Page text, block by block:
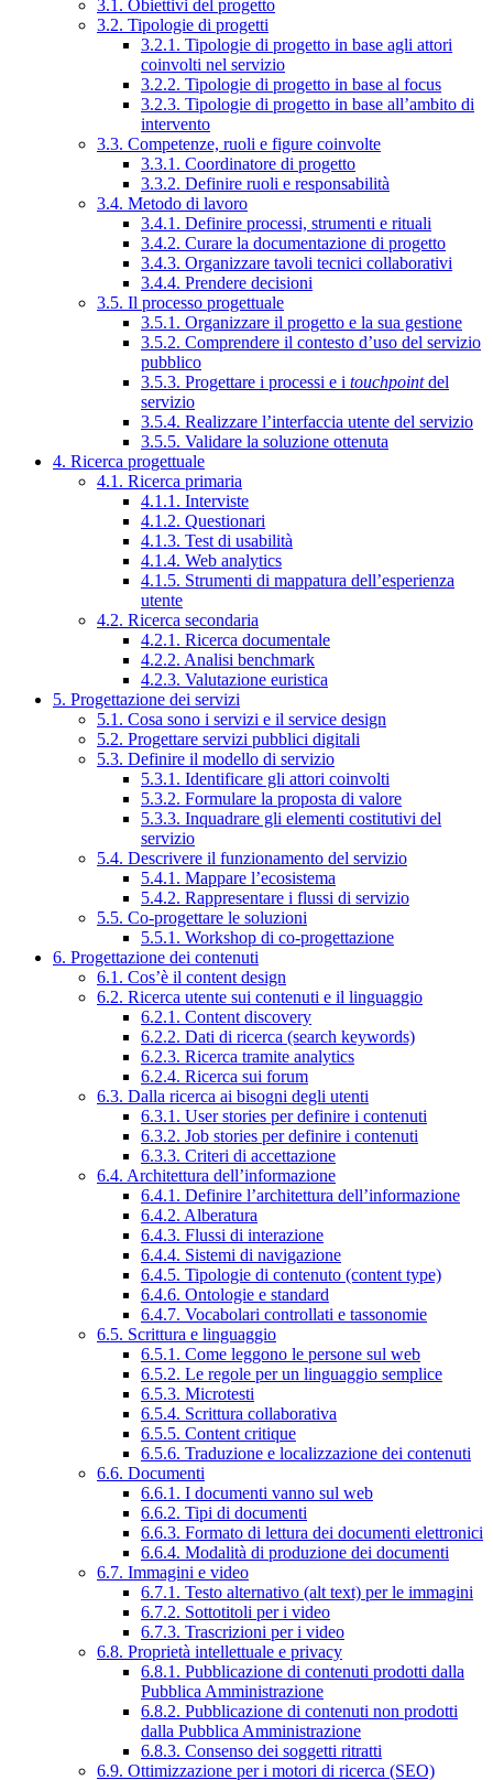
3.1. Obiettivi del progetto
3.2. Tipologie di progetti
3.2.1. Tipologie di progetto in base agli attori
coinvolti nel servizio
3.2.2. Tipologie di progetto in base al focus
3.2.3. Tipologie di progetto in base all’ambito di
intervento
3.3. Competenze, ruoli e figure coinvolte
3.3.1. Coordinatore di progetto
3.3.2. Definire ruoli e responsabilità
3.4. Metodo di lavoro
3.4.1. Definire processi, strumenti e rituali
3.4.2. Curare la documentazione di progetto
3.4.3. Organizzare tavoli tecnici collaborativi
3.4.4. Prendere decisioni
3.5. Il processo progettuale
3.5.1. Organizzare il progetto e la sua gestione
3.5.2. Comprendere il contesto d’uso del servizio
pubblico
3.5.3. Progettare i processi e i touchpointdel
servizio
3.5.4. Realizzare l’interfaccia utente del servizio
3.5.5. Validare la soluzione ottenuta
4. Ricerca progettuale
4.1. Ricerca primaria
4.1.1. Interviste
4.1.2. Questionari
4.1.3. Test di usabilità
4.1.4. Web analytics
4.1.5. Strumenti di mappatura dell’esperienza
utente
4.2. Ricerca secondaria
4.2.1. Ricerca documentale
4.2.2. Analisi benchmark
4.2.3. Valutazione euristica
5. Progettazione dei servizi
5.1. Cosa sono i servizi e il service design
5.2. Progettare servizi pubblici digitali
5.3. Definire il modello di servizio
5.3.1. Identificare gli attori coinvolti
5.3.2. Formulare la proposta di valore
5.3.3. Inquadrare gli elementi costitutivi del
servizio
5.4. Descrivere il funzionamento del servizio
5.4.1. Mappare l’ecosistema
5.4.2. Rappresentare i flussi di servizio
5.5. Co-progettare le soluzioni
5.5.1. Workshop di co-progettazione
6. Progettazione dei contenuti
6.1. Cos’è il content design
6.2. Ricerca utente sui contenuti e il linguaggio
6.2.1. Content discovery
6.2.2. Dati di ricerca (search keywords)
6.2.3. Ricerca tramite analytics
6.2.4. Ricerca sui forum
6.3. Dalla ricerca ai bisogni degli utenti
6.3.1. User stories per definire i contenuti
6.3.2. Job stories per definire i contenuti
6.3.3. Criteri di accettazione
6.4. Architettura dell’informazione
6.4.1. Definire l’architettura dell’informazione
6.4.2. Alberatura
6.4.3. Flussi di interazione
6.4.4. Sistemi di navigazione
6.4.5. Tipologie di contenuto (content type)
6.4.6. Ontologie e standard
6.4.7. Vocabolari controllati e tassonomie
6.5. Scrittura e linguaggio
6.5.1. Come leggono le persone sul web
6.5.2. Le regole per un linguaggio semplice
6.5.3. Microtesti
6.5.4. Scrittura collaborativa
6.5.5. Content critique
6.5.6. Traduzione e localizzazione dei contenuti
6.6. Documenti
6.6.1. I documenti vanno sul web
6.6.2. Tipi di documenti
6.6.3. Formato di lettura dei documenti elettronici
6.6.4. Modalità di produzione dei documenti
6.7. Immagini e video
6.7.1. Testo alternativo (alt text) per le immagini
6.7.2. Sottotitoli per i video
6.7.3. Trascrizioni per i video
6.8. Proprietà intellettuale e privacy
6.8.1. Pubblicazione di contenuti prodotti dalla
Pubblica Amministrazione
6.8.2. Pubblicazione di contenuti non prodotti
dalla Pubblica Amministrazione
6.8.3. Consenso dei soggetti ritratti
6.9. Ottimizzazione per i motori di ricerca (SEO)